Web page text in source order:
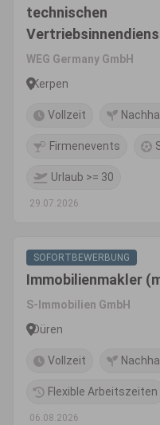
technischen
WEG Germany GmbH
Kerpen
Vollzeit
Firmenevents
Urlaub >= 30
29.07.2026
SOFORTBEWERBUNG
Immobilienmakler
S-Immobilien GmbH
Düren
Vollzeit
Flexible Arbeitszeiten
06.08.2026